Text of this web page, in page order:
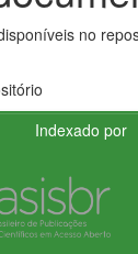
no
Indexado por